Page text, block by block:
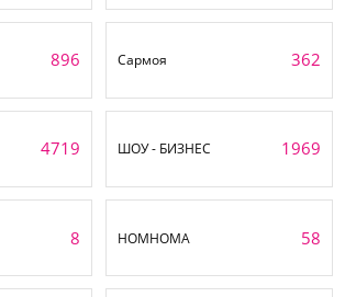
896 Сармоя 362
4719 ШОУ - БИЗНЕС 1969
8 НОМНОМА 58